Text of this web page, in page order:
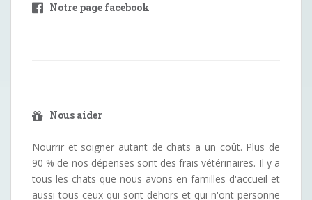
Notre page facebook
Nous aider
Nourrir et soigner autant de chats a un coût. Plus de
90 % de nos dépenses sont des frais vétérinaires. Il y a
tous les chats que nous avons en familles d'accueil et
aussi tous ceux qui sont dehors et qui n'ont personne